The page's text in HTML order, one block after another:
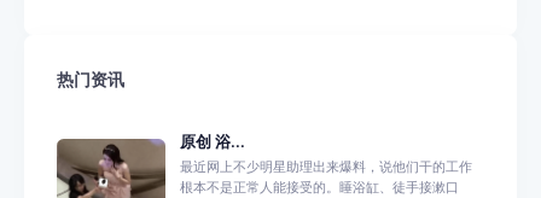
热门资讯
原创 浴...
最近网上不少明星助理出来爆料，说他们干的工作
根本不是正常人能接受的。睡浴缸、徒手接漱口